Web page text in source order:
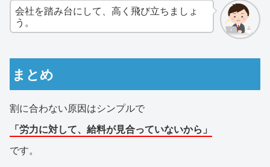
会社を踏み台にして、高く飛び立ちましょ
う。
まとめ
割に合わない原因はシンプルで
「労力に対して、給料が見合っていないから」
です。